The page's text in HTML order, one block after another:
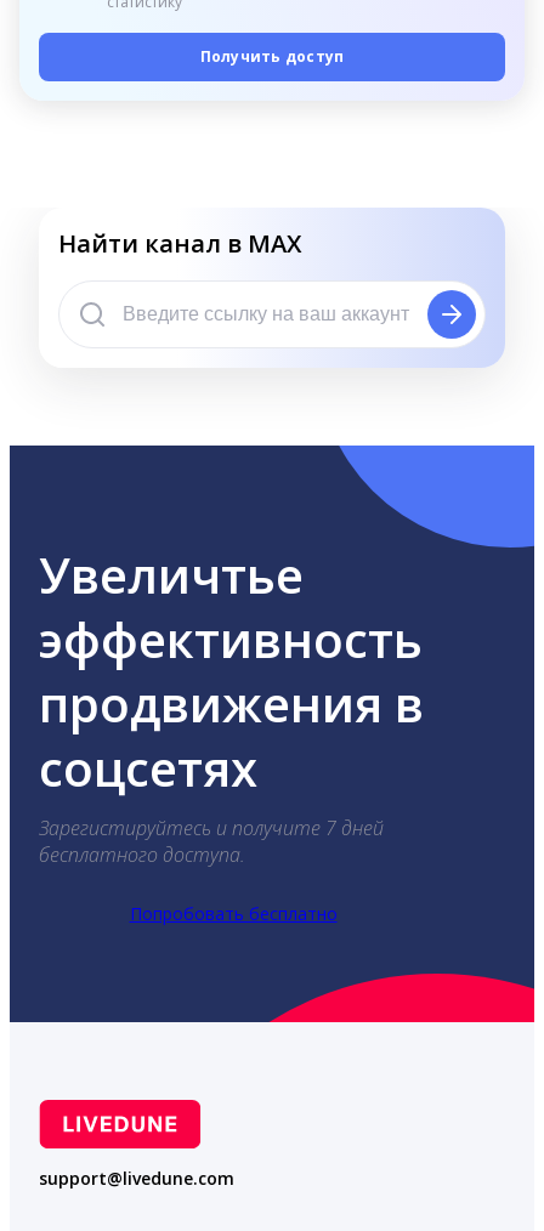
Получить доступ
Найти канал в MAX
Увеличтье
эффективность
продвижения в
соцсетях
Зарегистируйтесь и получите 7 дней
бесплатного доступа.
Попробовать бесплатно
support@livedune.com